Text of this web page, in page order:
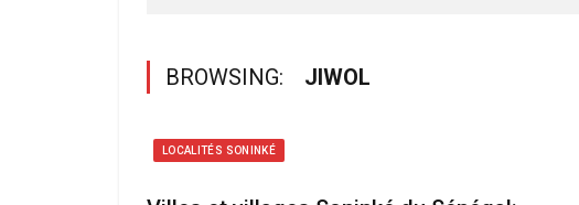
BROWSING: JIWOL
LOCALITÉS SONINKÉ